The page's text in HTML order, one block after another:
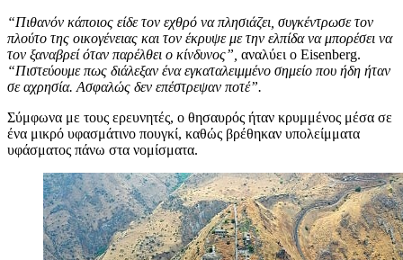
“Πιθανόν κάποιος είδε τον εχθρό να πλησιάζει, συγκέντρωσε τον
πλούτο της οικογένειας και τον έκρυψε με την ελπίδα να μπορέσει να
τον ξαναβρεί όταν παρέλθει ο κίνδυνος”, αναλύει ο Eisenberg.
“Πιστεύουμε πως διάλεξαν ένα εγκαταλειμμένο σημείο που ήδη ήταν
σε αχρησία. Ασφαλώς δεν επέστρεψαν ποτέ”.
Σύμφωνα με τους ερευνητές, ο θησαυρός ήταν κρυμμένος μέσα σε
ένα μικρό υφασμάτινο πουγκί, καθώς βρέθηκαν υπολείμματα
υφάσματος πάνω στα νομίσματα.